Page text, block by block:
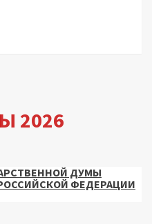
2026
ДУМЫ
ФЕДЕРАЦИИ